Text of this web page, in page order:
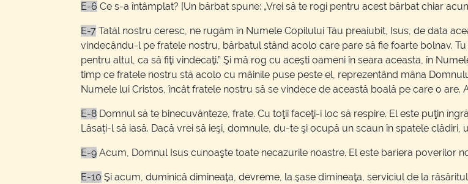
E-6 Ce s-a întâmplat? [Un bărbat spune: „Vrei să te rogi pentru acest bărbat chiar
E-7 Tatăl nostru ceresc, ne rugăm în Numele Copilului Tău preaiubit, Isus, de data
vindecându-l pe fratele nostru, bărbatul stând acolo care pare să fie foarte bolnav.
pentru altul, ca să fiţi vindecaţi.” Şi mă rog cu aceşti oameni în seara aceasta, în
timp ce fratele nostru stă acolo cu mâinile puse peste el, reprezentând mâna
Numele lui Cristos, încât fratele nostru să se vindece de această boală pe care o are.
E-8 Domnul să te binecuvânteze, frate. Cu toţii faceţi-i loc să respire. El este puţin
Lăsaţi-l să iasă. Dacă vrei să ieşi, domnule, du-te şi ocupă un scaun în spatele clădiri,
E-9 Acum, Domnul Isus cunoaşte toate necazurile noastre. El este bariera poverilor
E-10 Şi acum, duminică dimineaţa, devreme, la şase dimineaţa, serviciul de la